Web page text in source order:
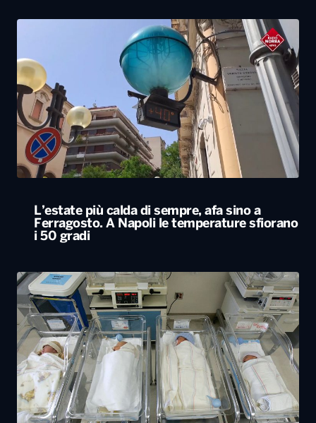
L’estate più calda di sempre, afa sino a
Ferragosto. A Napoli le temperature sfiorano
i 50 gradi